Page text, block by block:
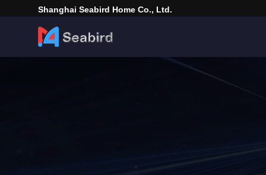
Shanghai Seabird Home Co., Ltd.